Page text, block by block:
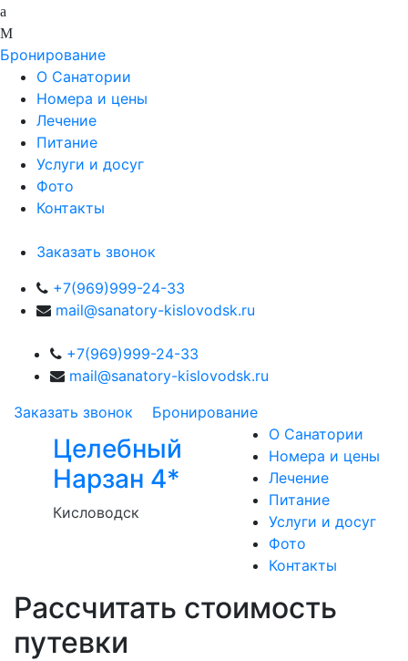
Бронирование
О Санатории
Номера и цены
Лечение
Питание
Услуги и досуг
Фото
Контакты
Заказать звонок
+7(969)999-24-33
mail@sanatory-kislovodsk.ru
+7(969)999-24-33
mail@sanatory-kislovodsk.ru
Заказать звонок
Бронирование
Целебный
Нарзан 4*
Кисловодск
О Санатории
Номера и цены
Лечение
Питание
Услуги и досуг
Фото
Контакты
Рассчитать стоимость
путевки